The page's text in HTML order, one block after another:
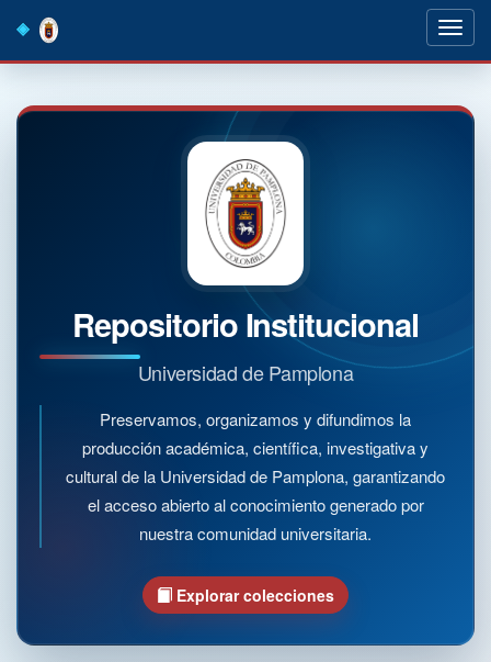
navigation
Repositorio Institucional
Universidad de Pamplona
Preservamos, organizamos y difundimos la
producción académica, científica, investigativa y
cultural de la Universidad de Pamplona, garantizando
el acceso abierto al conocimiento generado por
nuestra comunidad universitaria.
Explorar colecciones